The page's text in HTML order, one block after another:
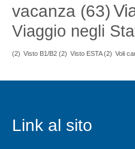
vacanza (63)
Viaggio negli
(2) Visto B1/B2 (2) Visto ESTA(2) Voli
Link al sito